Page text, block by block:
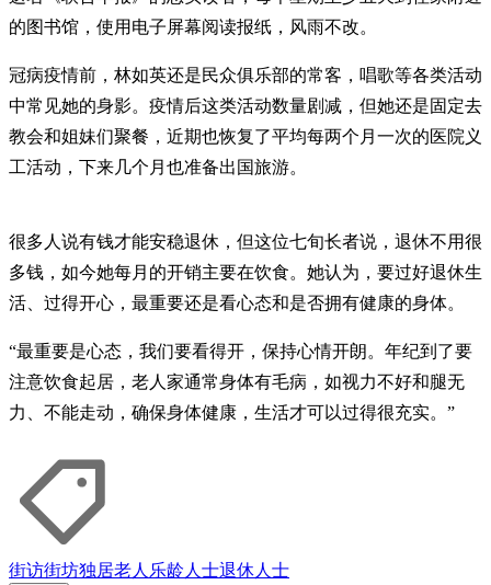
的图书馆，使用电子屏幕阅读报纸，风雨不改。
冠病疫情前，林如英还是民众俱乐部的常客，唱歌等各类活动
中常见她的身影。疫情后这类活动数量剧减，但她还是固定去
教会和姐妹们聚餐，近期也恢复了平均每两个月一次的医院义
工活动，下来几个月也准备出国旅游。
很多人说有钱才能安稳退休，但这位七旬长者说，退休不用很
多钱，如今她每月的开销主要在饮食。她认为，要过好退休生
活、过得开心，最重要还是看心态和是否拥有健康的身体。
“最重要是心态，我们要看得开，保持心情开朗。年纪到了要
注意饮食起居，老人家通常身体有毛病，如视力不好和腿无
力、不能走动，确保身体健康，生活才可以过得很充实。”
街访街坊独居老人 乐龄人士退休人士